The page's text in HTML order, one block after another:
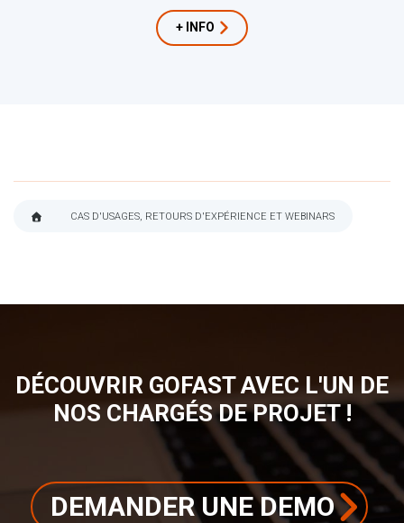
+ INFO
CAS D'USAGES, RETOURS D'EXPÉRIENCE ET WEBINARS
DÉCOUVRIR GOFAST AVEC L'UN DE
NOS CHARGÉS DE PROJET !
DEMANDER UNE DEMO